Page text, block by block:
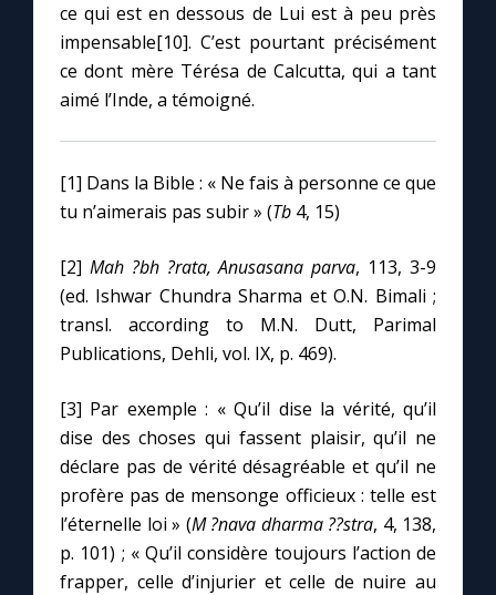
ce qui est en dessous de Lui est à peu près
impensable[10]. C’est pourtant précisément
ce dont mère Térésa de Calcutta, qui a tant
aimé l’Inde, a témoigné.
[1] Dans la Bible : « Ne fais à personne ce que
tu n’aimerais pas subir » (Tb 4, 15)
[2] Mah ?bh ?rata, Anusasana parva, 113, 3-9
(ed. Ishwar Chundra Sharma et O.N. Bimali ;
transl. according to M.N. Dutt, Parimal
Publications, Dehli, vol. IX, p. 469).
[3] Par exemple : « Qu’il dise la vérité, qu’il
dise des choses qui fassent plaisir, qu’il ne
déclare pas de vérité désagréable et qu’il ne
profère pas de mensonge officieux : telle est
l’éternelle loi » (M ?nava dharma ??stra, 4, 138,
p. 101) ; « Qu’il considère toujours l’action de
frapper, celle d’injurier et celle de nuire au